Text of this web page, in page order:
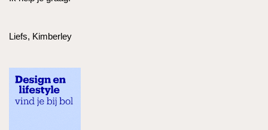
Liefs, Kimberley